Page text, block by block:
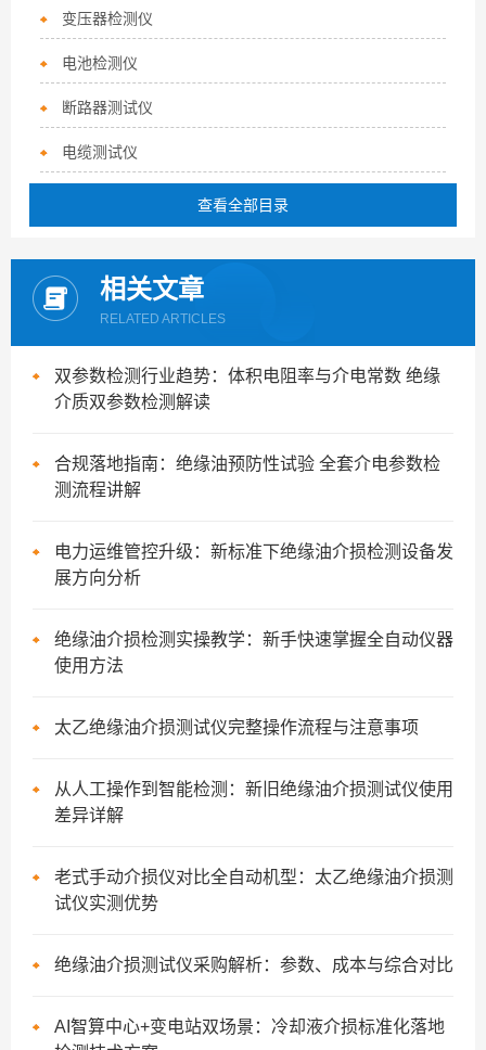
变压器检测仪
电池检测仪
断路器测试仪
电缆测试仪
查看全部目录
相关文章
RELATED ARTICLES
双参数检测行业趋势：体积电阻率与介电常数 绝缘
介质双参数检测解读
合规落地指南：绝缘油预防性试验 全套介电参数检
测流程讲解
电力运维管控升级：新标准下绝缘油介损检测设备发
展方向分析
绝缘油介损检测实操教学：新手快速掌握全自动仪器
使用方法
太乙绝缘油介损测试仪完整操作流程与注意事项
从人工操作到智能检测：新旧绝缘油介损测试仪使用
差异详解
老式手动介损仪对比全自动机型：太乙绝缘油介损测
试仪实测优势
绝缘油介损测试仪采购解析：参数、成本与综合对比
AI智算中心+变电站双场景：冷却液介损标准化落地